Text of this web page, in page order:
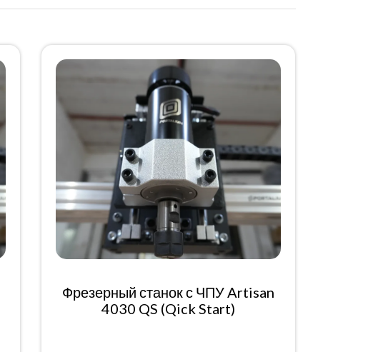
Фрезерный станок с ЧПУ Artisan
4030 QS (Qick Start)